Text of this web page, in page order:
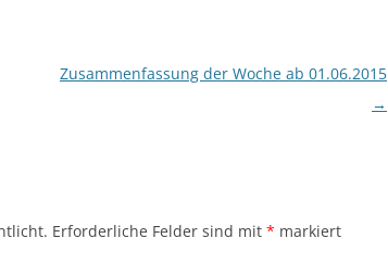
Zusammenfassung der Woche ab 01.06.2015
→
Erforderliche Felder sind mit * markiert